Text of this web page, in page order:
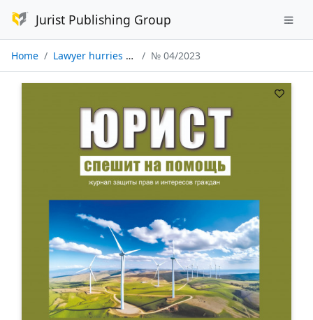
Jurist Publishing Group
Home Lawyer hurries to help № 04/2023